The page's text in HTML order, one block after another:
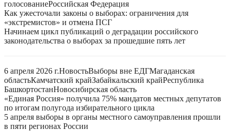
голосованиеРоссийская Федерация
Как ужесточали законы о выборах: ограничения для
«экстремистов» и отмена ПСГ
Начинаем цикл публикаций о деградации российского
законодательства о выборах за прошедшие пять лет
6 апреля 2026 г.НовостьВыборы вне ЕДГМагаданская
областьКамчатский крайЗабайкальский крайРеспублика
БашкортостанНовосибирская область
«Единая Россия» получила 75% мандатов местных депутатов
по итогам полугода избирательного цикла
5 апреля выборы в органы местного самоуправления прошли
в пяти регионах России